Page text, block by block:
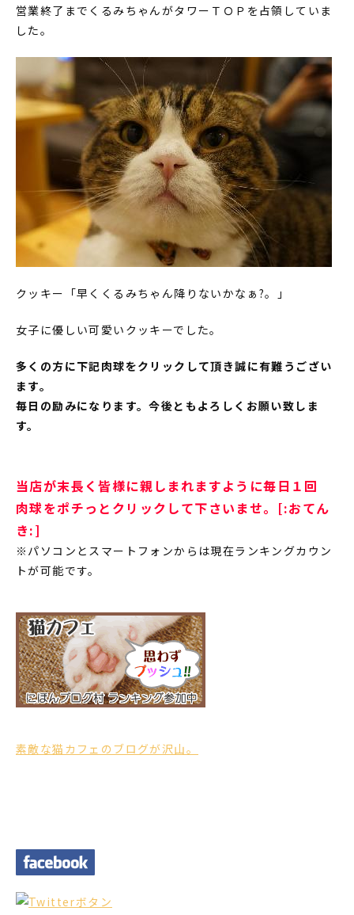
営業終了までくるみちゃんがタワーＴＯＰを占領していま
した。
クッキー「早くくるみちゃん降りないかなぁ?。」
女子に優しい可愛いクッキーでした。
多くの方に下記肉球をクリックして頂き誠に有難うござい
ます。
毎日の励みになります。今後ともよろしくお願い致しま
す。
当店が末長く皆様に親しまれますように毎日１回
肉球をポチっとクリックして下さいませ。[:おてん
き:]
※パソコンとスマートフォンからは現在ランキングカウン
トが可能です。
素敵な猫カフェのブログが沢山。